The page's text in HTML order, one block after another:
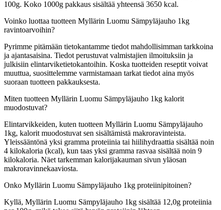
100g. Koko 1000g pakkaus sisältää yhteensä 3650 kcal.
Voinko luottaa tuotteen Myllärin Luomu Sämpyläjauho 1kg
ravintoarvoihin?
Pyrimme pitämään tietokantamme tiedot mahdollisimman tarkkoina
ja ajantasaisina. Tiedot perustuvat valmistajien ilmoituksiin ja
julkisiin elintarviketietokantoihin. Koska tuotteiden reseptit voivat
muuttua, suosittelemme varmistamaan tarkat tiedot aina myös
suoraan tuotteen pakkauksesta.
Miten tuotteen Myllärin Luomu Sämpyläjauho 1kg kalorit
muodostuvat?
Elintarvikkeiden, kuten tuotteen Myllärin Luomu Sämpyläjauho
1kg, kalorit muodostuvat sen sisältämistä makroravinteista.
Yleissääntönä yksi gramma proteiinia tai hiilihydraattia sisältää noin
4 kilokaloria (kcal), kun taas yksi gramma rasvaa sisältää noin 9
kilokaloria. Näet tarkemman kalorijakauman sivun yläosan
makroravinnekaaviosta.
Onko Myllärin Luomu Sämpyläjauho 1kg proteiinipitoinen?
Kyllä, Myllärin Luomu Sämpyläjauho 1kg sisältää 12,0g proteiinia